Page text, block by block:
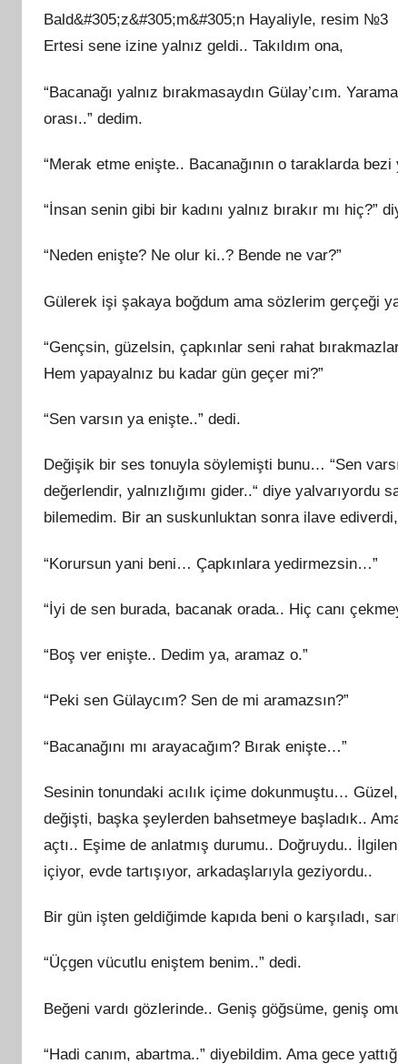
Bald&#305;z&#305;m&#305;n Hayaliyle, resim №3
Ertesi sene izine yalnız geldi.. Takıldım ona,
“Bacanağı yalnız bırakmasaydın Gülay’cım.
orası..” dedim.
“Merak etme enişte.. Bacanağının o taraklarda
“İnsan senin gibi bir kadını yalnız bırakır mı hiç?”
“Neden enişte? Ne olur ki..? Bende ne var?”
Gülerek işi şakaya boğdum ama sözlerim gerçeği
“Gençsin, güzelsin, çapkınlar seni rahat
Hem yapayalnız bu kadar gün geçer mi?”
“Sen varsın ya enişte..” dedi.
Değişik bir ses tonuyla söylemişti bunu… “Sen
değerlendir, yalnızlığımı gider..“ diye
bilemedim. Bir an suskunluktan sonra ilave ediverdi,
“Korursun yani beni… Çapkınlara yedirmezsin…”
“İyi de sen burada, bacanak orada.. Hiç canı
“Boş ver enişte.. Dedim ya, aramaz o.”
“Peki sen Gülaycım? Sen de mi aramazsın?”
“Bacanağını mı arayacağım? Bırak enişte…”
Sesinin tonundaki acılık içime dokunmuştu…
değişti, başka şeylerden bahsetmeye başladık..
açtı.. Eşime de anlatmış durumu.. Doğruydu..
içiyor, evde tartışıyor, arkadaşlarıyla geziyordu..
Bir gün işten geldiğimde kapıda beni o karşıladı,
“Üçgen vücutlu eniştem benim..” dedi.
Beğeni vardı gözlerinde.. Geniş göğsüme, geniş
“Hadi canım, abartma..” diyebildim. Ama gece